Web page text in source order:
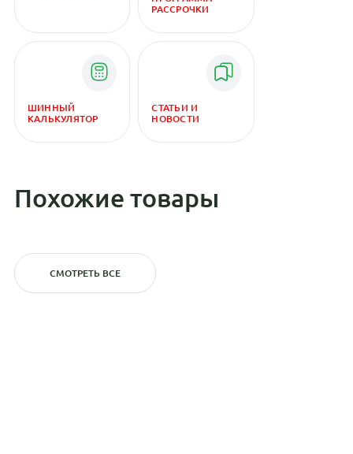
РАССРОЧКИ
ШИННЫЙ
КАЛЬКУЛЯТОР
СТАТЬИ И
НОВОСТИ
Похожие товары
СМОТРЕТЬ ВСЕ